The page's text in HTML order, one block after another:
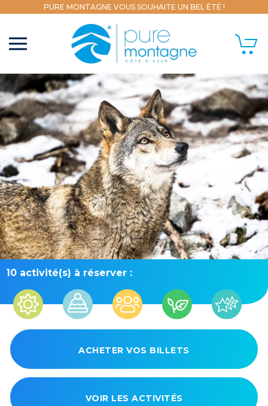
PURE MONTAGNE VOUS SOUHAITE UN BEL ÉTÉ !
10 activité(s) à réserver :
ACHETER VOS BILLETS
VOIR LES ACTIVITÉS